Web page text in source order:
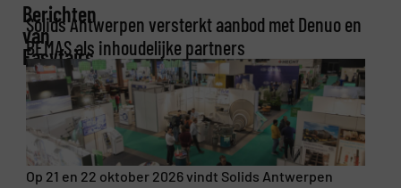
Bedrijf
E-mail(Vereist)
Berichten
van
Easyfairs
Solids Antwerpen versterkt aanbod met Denuo en
BEMAS als inhoudelijke partners
Op 21 en 22 oktober 2026 vindt Solids Antwerpen